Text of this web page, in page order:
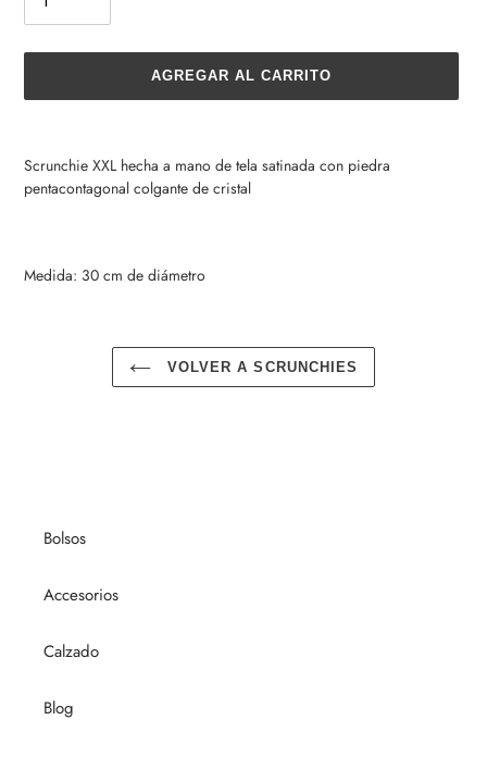
AGREGAR AL CARRITO
producto
a
de
Scrunchie XXL hecha a mano de tela satinada con piedra
pentacontagonal colgante de cristal
Medida: 30 cm de diámetro
VOLVER A SCRUNCHIES
Bolsos
Accesorios
Calzado
Blog